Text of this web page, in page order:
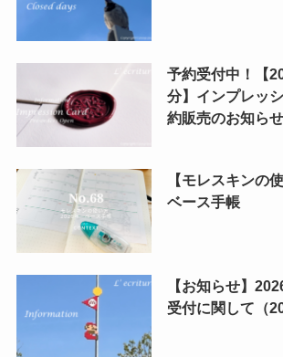
予約受付中！【
分】インプレッ
約販売のお知らせ
【モレスキンの
ベース手帳
【お知らせ】
受付に関して（